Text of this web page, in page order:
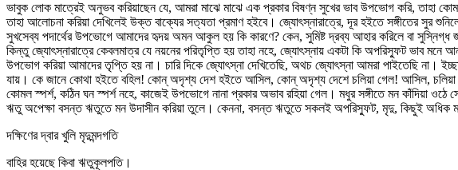
ভাবুক লোক মাত্রেই অনুভব করিয়াছেন যে, আমরা মাঝে মাঝে এক প্রকার বিষণ্ন সুখের ভাব উপভোগ করি, তাহা
তাহা আলোচনা করিয়া দেখিলেই উক্ত বাক্যের সত্যতা প্রমাণ হইবে। জ্যোৎস্নারাত্রে, দূর হইতে সঙ্গীতের সুর
সুখসেব্য পদার্থের উপভোগে আমাদের হৃদয় অমন আকুল হয় কি কারণে? কেন, সুমিষ্ট দ্রব্য আহার করিলে বা
কিন্তু জ্যোৎস্নারাত্রে কেবলমাত্র যে নয়নের পরিতৃপ্তি হয় তাহা নহে, জ্যোৎস্নায় একটা কি অপরিস্ফুট ভাব
উপভোগ করিয়া আমাদের তৃপ্তি হয় না। চারি দিকে জ্যোৎস্না দেখিতেছি, অথচ জ্যোৎস্না আমরা পাইতেছি না।
যায়। কে জানে কোথা হইতে বহিল! কোন্‌ অদৃশ্য দেশ হইতে আসিল, কোন্‌ অদৃশ্য দেশে চলিয়া গেল! আসিল, চলিয়া
কোমল স্পর্শ, কঠিন ঘন স্পর্শ নহে, কাজেই উপভোগে নানা প্রকার অভাব রহিয়া গেল। মধুর সঙ্গীতে মন কাঁদিয়া
ঋতু অপেক্ষা বসন্ত ঋতুতে মন উদাসীন করিয়া তুলে। কেননা, বসন্ত ঋতুতে সকলই অপরিস্ফুট, মৃদু, কিছুই অধিক
দক্ষিণের দ্বার খুলি মৃদুমন্দগতি
বাহির হয়েছে কিবা ঋতুকূলপতি।